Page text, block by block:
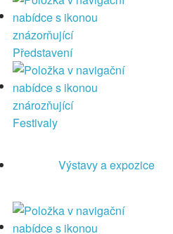
Představení
Festivaly
Výstavy a expozice